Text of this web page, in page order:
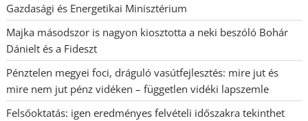
Gazdasági és Energetikai Minisztérium
Majka másodszor is nagyon kiosztotta a neki beszóló Bohár
Dánielt és a Fideszt
Pénztelen megyei foci, dráguló vasútfejlesztés: mire jut és
mire nem jut pénz vidéken – független vidéki lapszemle
Felsőoktatás: igen eredményes felvételi időszakra tekinthet